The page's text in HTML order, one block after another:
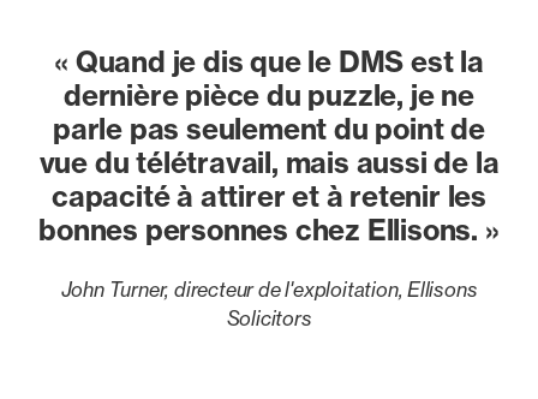
« Quand je dis que le DMS est la
dernière pièce du puzzle, je ne
parle pas seulement du point de
vue du télétravail, mais aussi de la
capacité à attirer et à retenir les
bonnes personnes chez Ellisons. »
John Turner, directeur de l'exploitation, Ellisons
Solicitors